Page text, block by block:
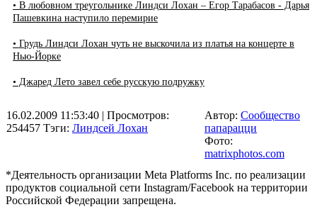
• В любовном треугольнике Линдси Лохан – Егор Тарабасов - Дарья
Пашевкина наступило перемирие
• Грудь Линдси Лохан чуть не выскочила из платья на концерте в
Нью-Йорке
• Джаред Лето завел себе русскую подружку
16.02.2009 11:53:40 | Просмотров:
254457 Тэги: Линдсей Лохан
Автор: Сообщество
папарацци
Фото:
matrixphotos.com
*Деятельность организации Meta Platforms Inc. по реализации
продуктов социальной сети Instagram/Facebook на территории
Российской Федерации запрещена.